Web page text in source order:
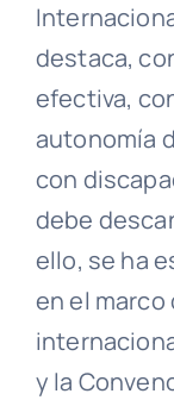
destaca,
efectiva,
autonomía
con
debe
ello, se ha
en el
y la